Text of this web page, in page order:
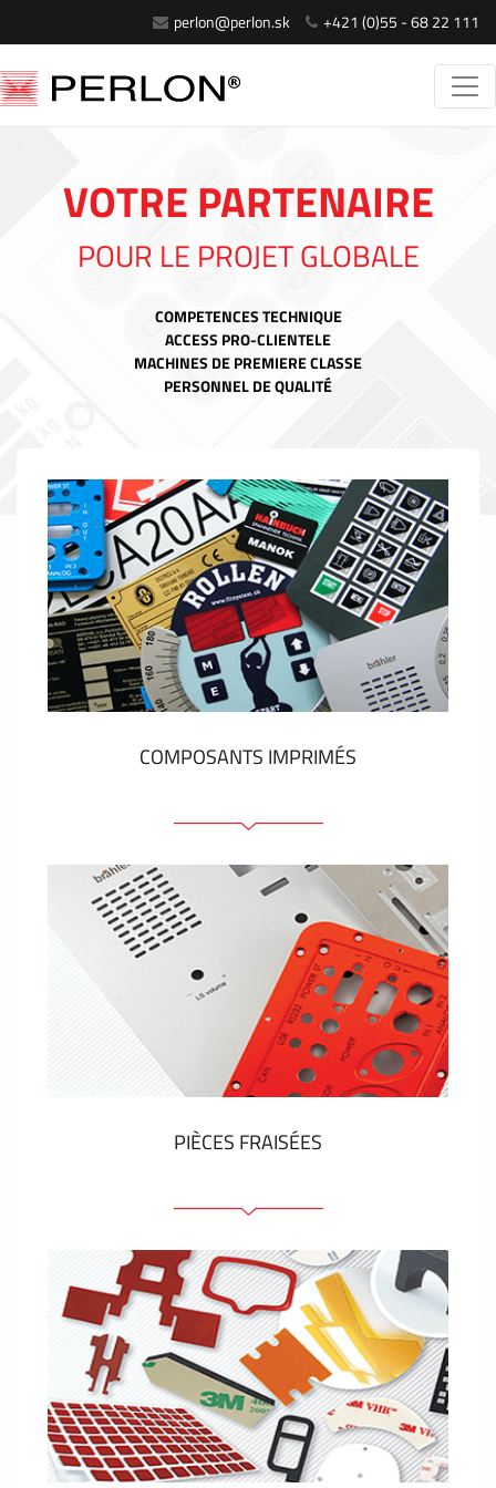
perlon@perlon.sk +421 (0)55 - 68 22 111
VOTRE PARTENAIRE
POUR LE PROJET GLOBALE
COMPETENCES TECHNIQUE
ACCESS PRO-CLIENTELE
MACHINES DE PREMIERE CLASSE
PERSONNEL DE QUALITÉ
COMPOSANTS IMPRIMÉS
Faces avant plastique
Clavier a membrane
Plaques industrielles métalliques
Autocollants et étiquettes
Étiquettes en plastique et tags
VOIR PLUS
PIÈCES FRAISÉES
Face avant ou arrière en aluminium ou matière
plastique
Panneaux anodisés
Panneaux colorés
Panneaux avec éléments de presse
Étiquettes gravees